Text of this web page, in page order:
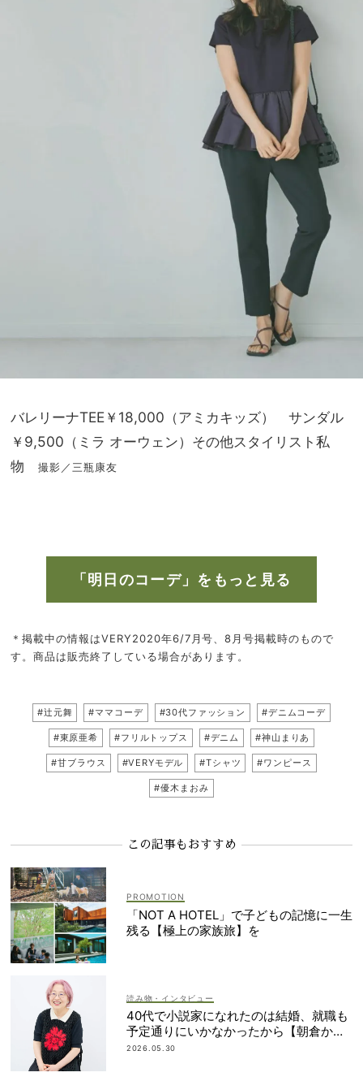
バレリーナTEE￥18,000（アミカキッズ） サンダル
￥9,500（ミラ オーウェン）その他スタイリスト私
物
撮影／三瓶康友
「明日のコーデ」をもっと見る
＊掲載中の情報はVERY2020年6/7月号、8月号掲載時のもので
す。商品は販売終了している場合があります。
#辻元舞 #ママコーデ #30代ファッション #デニムコーデ
#東原亜希 #フリルトップス #デニム #神山まりあ
#甘ブラウス #VERYモデル #Tシャツ #ワンピース
#優木まおみ
この記事もおすすめ
「NOT A HOTEL」で子どもの記憶に一生
残る【極上の家族旅】を
読み物・インタビュー
40代で小説家になれたのは結婚、就職も
予定通りにいかなかったから【朝倉かす
みさん】
2026.05.30